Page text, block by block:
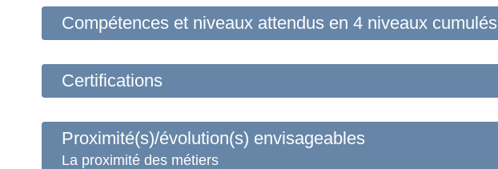
Compétences et niveaux attendus en 4 niveaux cumulés
Certifications
Proximité(s)/évolution(s) envisageables
La proximité des métiers